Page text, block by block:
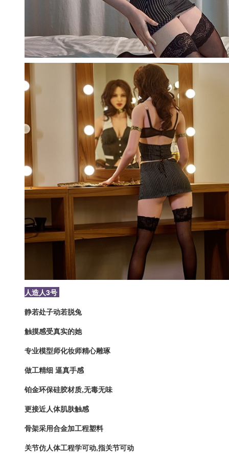
人造人3号
静若处子动若脱兔
触摸感受真实的她
专业模型师化妆师精心雕琢
做工精细 逼真手感
铂金环保硅胶材质,无毒无味
更接近人体肌肤触感
骨架采用合金加工程塑料
关节仿人体工程学可动,指关节可动